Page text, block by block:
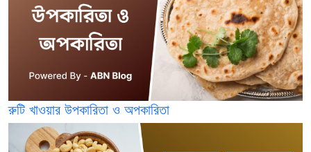
রুটি খাওয়ার উপকারিতা ও অপকারিতা